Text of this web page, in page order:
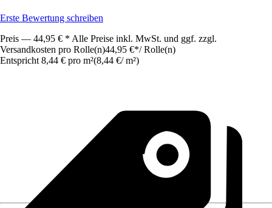
Erste Bewertung schreiben
Preis — 44,95 € * Alle Preise inkl. MwSt. und ggf. zzgl.
Versandkosten pro Rolle(n)44,95 €*/ Rolle(n)
Entspricht 8,44 € pro m²(8,44 €/ m²)